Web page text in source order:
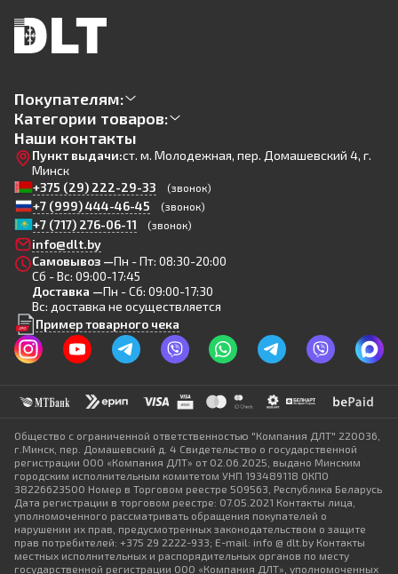
Покупателям:
Категории товаров:
Наши контакты
Пункт выдачи:ст. м. Молодежная, пер. Домашевский 4, г.
Минск
+375 (29) 222-29-33
(звонок)
+7 (999) 444-46-45 (звонок)
+7 (717) 276-06-11 (звонок)
info@dlt.by
Самовывоз —Пн - Пт: 08:30-20:00
Сб - Вс: 09:00-17:45
Доставка —Пн - Сб: 09:00-17:30
Вс: доставка не осуществляется
Пример товарного чека
Общество с ограниченной ответственностью "Компания ДЛТ" 220036,
г.Минск, пер. Домашевский д. 4 Свидетельство о государственной
регистрации ООО «Компания ДЛТ» от 02.06.2025, выдано Минским
городским исполнительным комитетом УНП 193489118 ОКПО
38226623500 Номер в Торговом реестре 509563, Республика Беларусь
Дата регистрации в торговом реестре: 07.05.2021 Контакты лица,
уполномоченного рассматривать обращения покупателей о
нарушении их прав, предусмотренных законодательством о защите
прав потребителей: +375 29 2222-933; E-mail: info @ dlt.by Контакты
местных исполнительных и распорядительных органов по месту
государственной регистрации ООО «Компания ДЛТ», уполномоченных